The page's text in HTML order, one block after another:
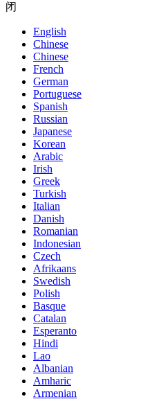
闭
English
Chinese
Chinese
French
German
Portuguese
Spanish
Russian
Japanese
Korean
Arabic
Irish
Greek
Turkish
Italian
Danish
Romanian
Indonesian
Czech
Afrikaans
Swedish
Polish
Basque
Catalan
Esperanto
Hindi
Lao
Albanian
Amharic
Armenian